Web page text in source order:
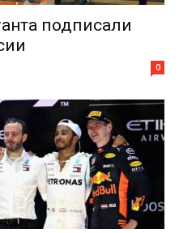
подписали
0